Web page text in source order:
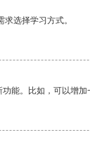
选择学习方式。
能。比如，可以增